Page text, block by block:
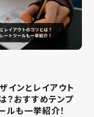
インとレイアウト
？おすすめテンプ
ルも一挙紹介！